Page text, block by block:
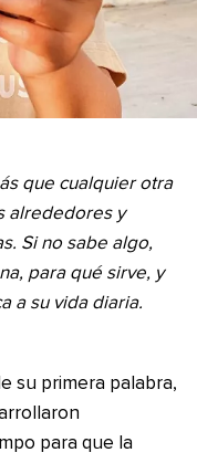
que cualquier otra
alrededores y
Si no sabe algo,
para qué sirve, y
a su vida diaria.
su primera palabra,
para que la